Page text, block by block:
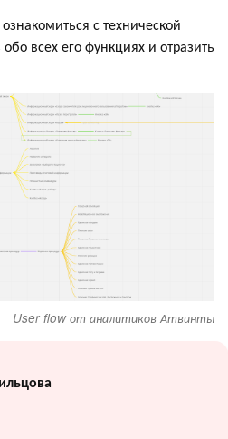
с технической
всех его функциях и отразить
User flow от аналитиков Атвинты